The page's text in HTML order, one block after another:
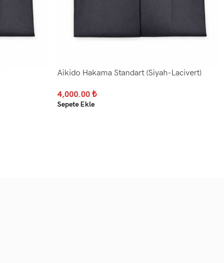
Aikido Hakama Standart (Siyah-Lacivert)
4,000.00 ₺
Sepete Ekle